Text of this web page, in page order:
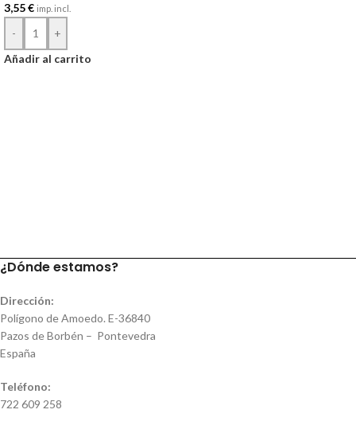
3,55€ imp. incl.
-
+
Añadir al carrito
¿Dónde estamos?
Dirección:
Polígono de Amoedo. E-36840
Pazos de Borbén – Pontevedra
España
Teléfono:
722 609 258